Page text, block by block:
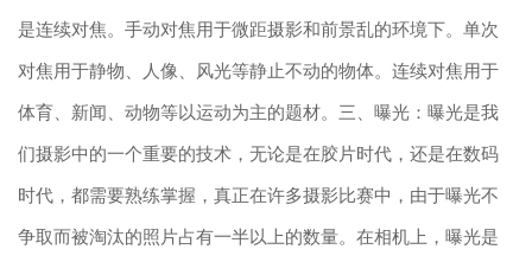
是连续对焦。手动对焦用于微距摄影和前景乱的环境下。单次
对焦用于静物、人像、风光等静止不动的物体。连续对焦用于
体育、新闻、动物等以运动为主的题材。三、曝光：曝光是我
们摄影中的一个重要的技术，无论是在胶片时代，还是在数码
时代，都需要熟练掌握，真正在许多摄影比赛中，由于曝光不
争取而被淘汰的照片占有一半以上的数量。在相机上，曝光是